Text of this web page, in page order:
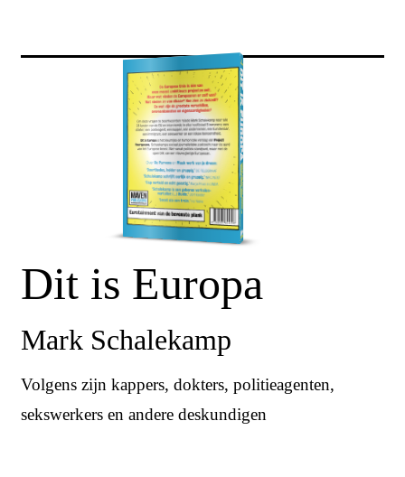
Dit is Europa
Mark Schalekamp
Volgens zijn kappers, dokters, politieagenten,
sekswerkers en andere deskundigen